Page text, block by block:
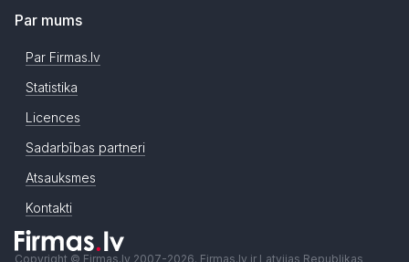
Par mums
Par Firmas.lv
Statistika
Licences
Sadarbības partneri
Atsauksmes
Kontakti
Copyright © Firmas.lv 2007-2026. Firmas.lv ir Latvijas Republikas